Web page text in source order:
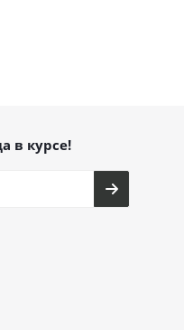
в курсе!